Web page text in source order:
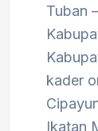
Tuban
kader
Ikatan